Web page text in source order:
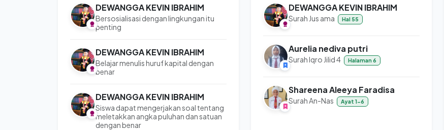
DEWANGGA KEVIN IBRAHIM
Bersosialisasi dengan lingkungan itu
penting
DEWANGGA KEVIN IBRAHIM
Belajar menulis huruf kapital dengan
benar
DEWANGGA KEVIN IBRAHIM
Siswa dapat mengerjakan soal tentang
meletakkan angka puluhan dan satuan
dengan benar
DEWANGGA KEVIN IBRAHIM
Surah Jus ama Hal 55
Aurelia nediva putri
Surah Iqro Jilid 4 Halaman 6
Shareena Aleeya Faradisa
Surah An-Nas Ayat 1-6